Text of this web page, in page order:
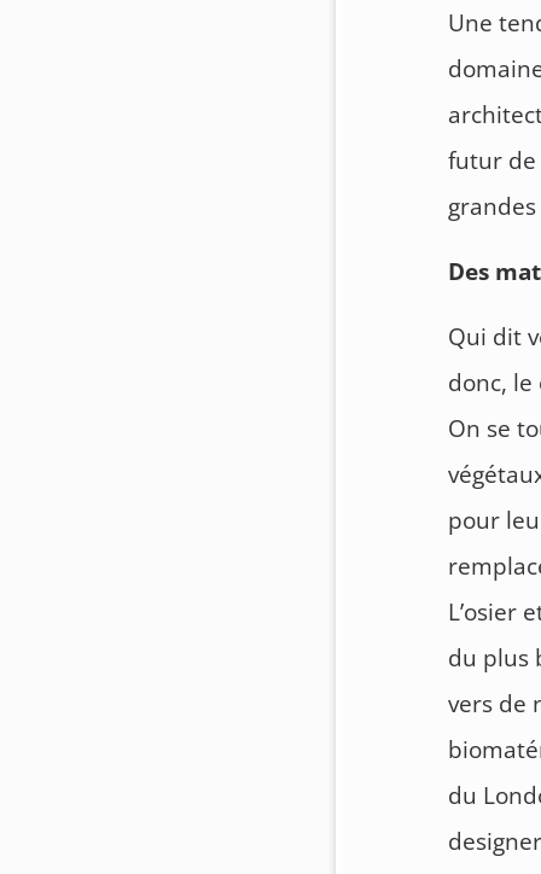
Une
futur de
Des
Qui dit
donc,
On se
pour
L’osier
du plus
vers de
du